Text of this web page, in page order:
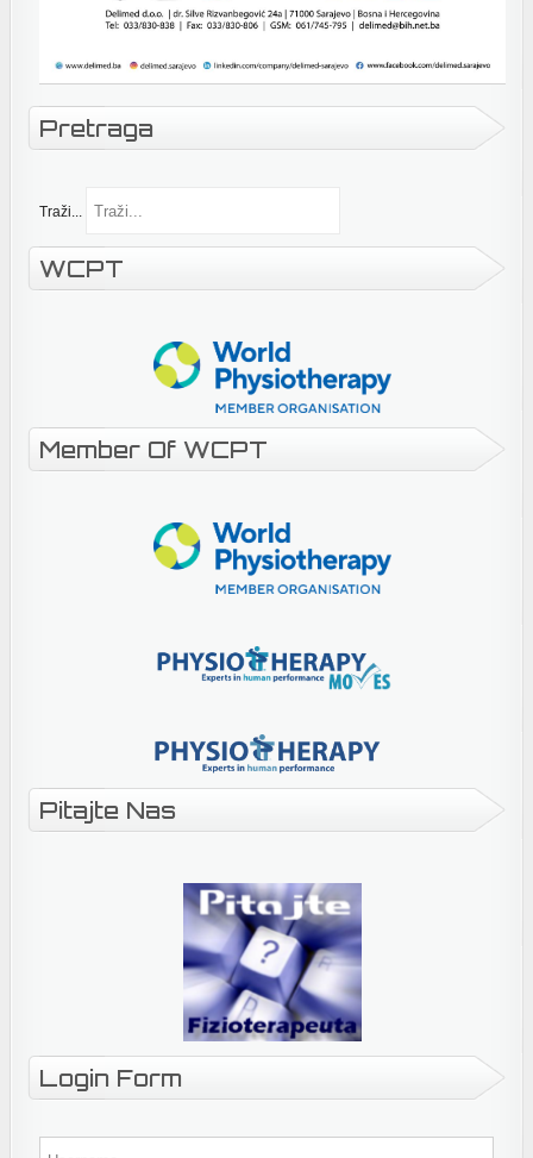
Pretraga
Traži...
WCPT
Member Of WCPT
Pitajte Nas
Login Form